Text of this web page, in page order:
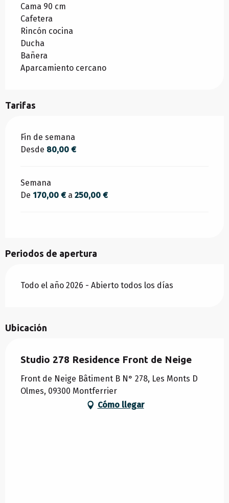
Cama 90 cm
Cafetera
Rincón cocina
Ducha
Bañera
Aparcamiento cercano
Tarifas
Tarifas 2026
Fin de semana
Desde 80,00 €
Semana
De 170,00 €a 250,00 €
Periodos de apertura
Todo el año 2026 - Abierto todos los días
Ubicación
Studio 278 Residence Front de Neige
Front de Neige Bâtiment B N° 278, Les Monts D
Olmes, 09300 Montferrier
Cómo llegar